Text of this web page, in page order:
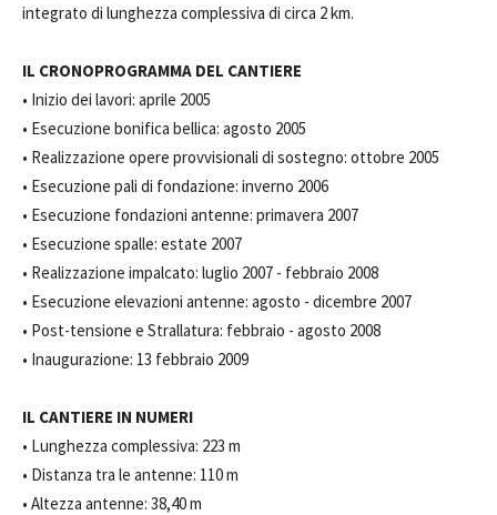
integrato di lunghezza complessiva di circa 2 km.
IL CRONOPROGRAMMA DEL CANTIERE
• Inizio dei lavori: aprile 2005
• Esecuzione bonifica bellica: agosto 2005
• Realizzazione opere provvisionali di sostegno: ottobre 2005
• Esecuzione pali di fondazione: inverno 2006
• Esecuzione fondazioni antenne: primavera 2007
• Esecuzione spalle: estate 2007
• Realizzazione impalcato: luglio 2007 - febbraio 2008
• Esecuzione elevazioni antenne: agosto - dicembre 2007
• Post-tensione e Strallatura: febbraio - agosto 2008
• Inaugurazione: 13 febbraio 2009
IL CANTIERE IN NUMERI
• Lunghezza complessiva: 223 m
• Distanza tra le antenne: 110 m
• Altezza antenne: 38,40 m